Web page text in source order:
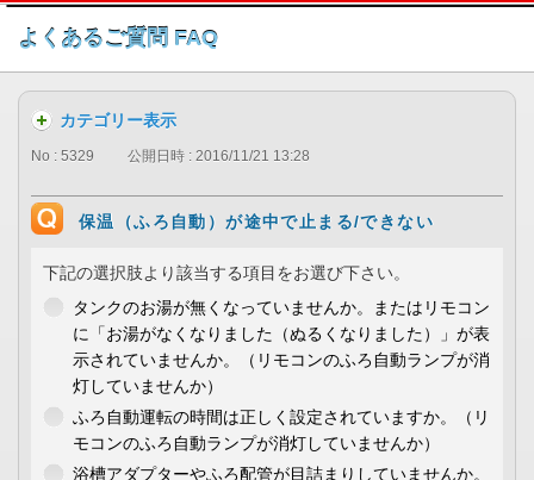
このページの本文へ
よくあるご質問 FAQ
カテゴリー表示
No : 5329 公開日時 : 2016/11/21 13:28
保温（ふろ自動）が途中で止まる/できない
下記の選択肢より該当する項目をお選び下さい。
タンクのお湯が無くなっていませんか。またはリモコン
に「お湯がなくなりました（ぬるくなりました）」が表
示されていませんか。（リモコンのふろ自動ランプが消
灯していませんか）
ふろ自動運転の時間は正しく設定されていますか。（リ
モコンのふろ自動ランプが消灯していませんか）
浴槽アダプターやふろ配管が目詰まりしていませんか。